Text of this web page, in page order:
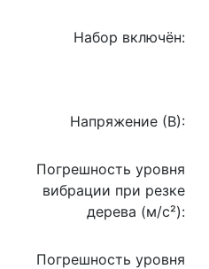
Набор включён:
Напряжение (В):
Погрешность уровня
вибрации при резке
дерева (м/с²):
Погрешность уровня